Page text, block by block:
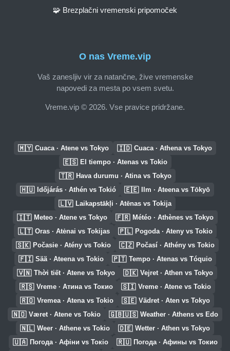
O nas Vreme.vip
Vaš zanesljiv vir za natančne, žive vremenske
napovedi za mesta po vsem svetu.
Vreme.vip © 2026. Vse pravice pridržane.
🧩 Brezplačni vremenski pripomoček
🇲🇾 Cuaca · Atene vs Tokyo 🇮🇩 Cuaca · Athena vs Tokyo
🇪🇸 El tiempo · Atenas vs Tokio
🇹🇷 Hava durumu · Atina vs Tokyo
🇭🇺 Időjárás · Athén vs Tokió 🇪🇪 Ilm · Ateena vs Tōkyō
🇱🇻 Laikapstākļi · Atēnas vs Tokija
🇮🇹 Meteo · Atene vs Tokyo 🇫🇷 Météo · Athènes vs Tokyo
🇱🇹 Oras · Atėnai vs Tokijas 🇵🇱 Pogoda · Ateny vs Tokio
🇸🇰 Počasie · Atény vs Tokio 🇨🇿 Počasí · Athény vs Tokio
🇫🇮 Sää · Ateena vs Tokio 🇵🇹 Tempo · Atenas vs Tóquio
🇻🇳 Thời tiết · Atene vs Tokyo 🇩🇰 Vejret · Athen vs Tokyo
🇷🇸 Vreme · Атина vs Токио 🇸🇮 Vreme · Atene vs Tokio
🇷🇴 Vremea · Atena vs Tokio 🇸🇪 Vädret · Aten vs Tokyo
🇳🇴 Været · Atene vs Tokio 🇬🇧🇺🇸 Weather · Athens vs Edo
🇳🇱 Weer · Athene vs Tokio 🇩🇪 Wetter · Athen vs Tokyo
🇺🇦 Погода · Афіни vs Токіо 🇷🇺 Погода · Афины vs Токио